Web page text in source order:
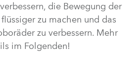
die Bewegung der
zu machen und das
zu verbessern. Mehr
im Folgenden!